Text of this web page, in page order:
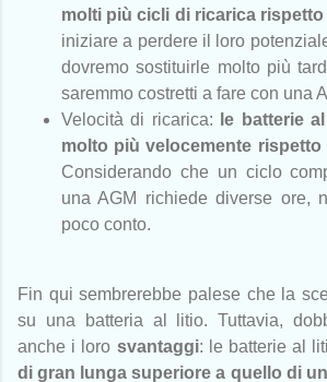
molti più cicli di ricarica rispetto
iniziare a perdere il loro
dovremo sostituirle molto più
saremmo costretti a fare con una
Velocità di ricarica:
le batterie
molto più velocemente rispetto
Considerando che un ciclo
una AGM richiede diverse ore,
poco conto.
Fin qui sembrerebbe palese che la
su una batteria al litio. Tuttavia,
anche i loro svantaggi: le batterie al
di gran lunga superiore a quello di